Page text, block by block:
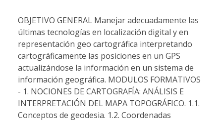
OBJETIVO GENERAL Manejar adecuadamente las
últimas tecnologías en localización digital y en
representación geo cartográfica interpretando
cartográficamente las posiciones en un GPS
actualizándose la información en un sistema de
información geográfica. MODULOS FORMATIVOS
- 1. NOCIONES DE CARTOGRAFÍA: ANÁLISIS E
INTERPRETACIÓN DEL MAPA TOPOGRÁFICO. 1.1.
Conceptos de geodesia. 1.2. Coordenadas